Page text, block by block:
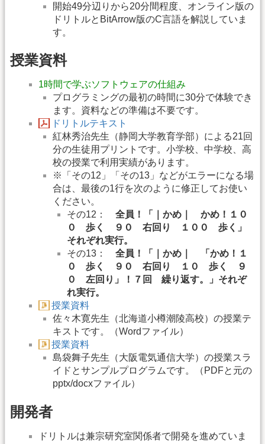
開始49分辺りから20分間程度、オンライン版の
ドリトルとBitArrow版のC言語を解説していま
す。
授業資料
1時間で学ぶソフトウェアの仕組み
プログラミングの最初の時間に30分で体験でき
ます。資料などの準備は不要です。
ドリトルテキスト
紅林秀治先生（静岡大学教育学部）による21回
分の生徒用プリントです。小学校、中学校、高
校の授業で利用実績があります。
※「その12」「その13」などがエラーになる場
合は、最後の1行を次のように修正してお使い
ください。
その12： 全員！「｜かめ｜ かめ！１０
０ 歩く ９０ 右回り １００ 歩く」
それぞれ実行。
その13： 全員！「｜かめ｜ 「かめ！１
０ 歩く ９０ 右回り １０ 歩く ９
０ 左回り」！７回 繰り返す。」それぞ
れ実行。
授業資料
佐々木寛先生（北海道小樽潮陵高校）の授業テ
キストです。（Wordファイル）
授業資料
島袋舞子先生（大阪電気通信大学）の授業スラ
イドとサンプルプログラムです。（PDFと元の
pptx/docxファイル）
開発者
ドリトルは兼宗研究室関係者で開発を進めていま